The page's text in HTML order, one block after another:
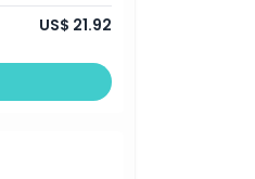
US$ 21.92